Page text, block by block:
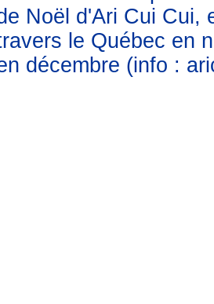
Noël d'Ari Cui Cui,
le Québec en
décembre (info :